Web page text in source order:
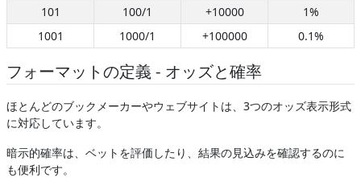
101
100/1 +10000
1%
1001
1000/1 +100000 0.1%
フォーマットの定義 - オッズと確率
ほとんどのブックメーカーやウェブサイトは、3つのオッズ表示形式
に対応しています。
暗示的確率は、ベットを評価したり、結果の見込みを確認するのに
も便利です。